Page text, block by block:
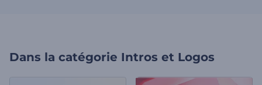
Dans la catégorie Intros et Logos